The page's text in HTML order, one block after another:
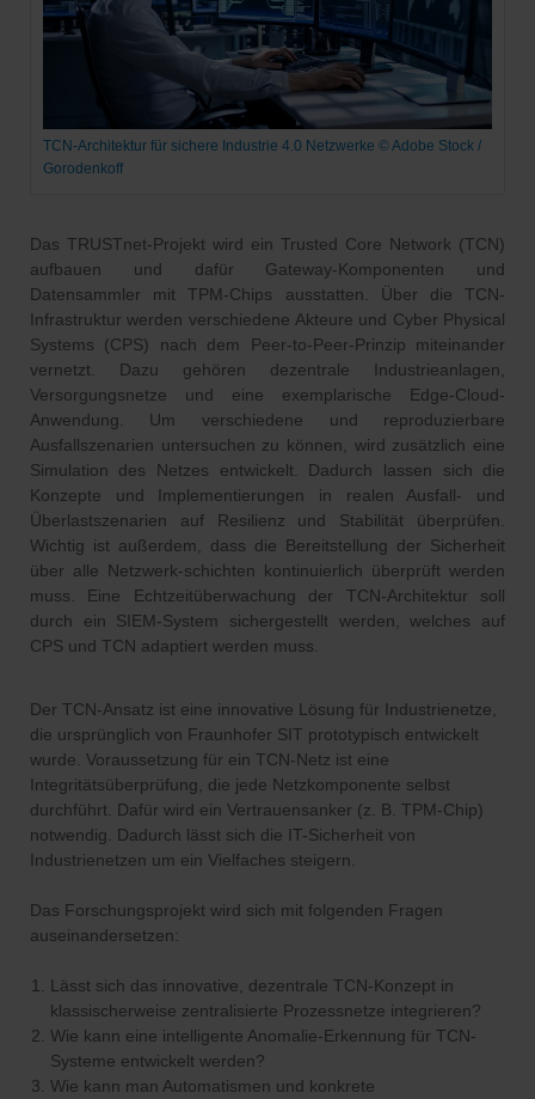
TCN-Architektur für sichere Industrie 4.0 Netzwerke © Adobe Stock /
Gorodenkoff
Das TRUSTnet-Projekt wird ein Trusted Core Network (TCN)
aufbauen und dafür Gateway-Komponenten und
Datensammler mit TPM-Chips ausstatten. Über die TCN-
Infrastruktur werden verschiedene Akteure und Cyber Physical
Systems (CPS) nach dem Peer-to-Peer-Prinzip miteinander
vernetzt. Dazu gehören dezentrale Industrieanlagen,
Versorgungsnetze und eine exemplarische Edge-Cloud-
Anwendung. Um verschiedene und reproduzierbare
Ausfallszenarien untersuchen zu können, wird zusätzlich eine
Simulation des Netzes entwickelt. Dadurch lassen sich die
Konzepte und Implementierungen in realen Ausfall- und
Überlastszenarien auf Resilienz und Stabilität überprüfen.
Wichtig ist außerdem, dass die Bereitstellung der Sicherheit
über alle Netzwerk-schichten kontinuierlich überprüft werden
muss. Eine Echtzeitüberwachung der TCN-Architektur soll
durch ein SIEM-System sichergestellt werden, welches auf
CPS und TCN adaptiert werden muss.
Der TCN-Ansatz ist eine innovative Lösung für Industrienetze,
die ursprünglich von Fraunhofer SIT prototypisch entwickelt
wurde. Voraussetzung für ein TCN-Netz ist eine
Integritätsüberprüfung, die jede Netzkomponente selbst
durchführt. Dafür wird ein Vertrauensanker (z. B. TPM-Chip)
notwendig. Dadurch lässt sich die IT-Sicherheit von
Industrienetzen um ein Vielfaches steigern.
Das Forschungsprojekt wird sich mit folgenden Fragen
auseinandersetzen:
Lässt sich das innovative, dezentrale TCN-Konzept in
klassischerweise zentralisierte Prozessnetze integrieren?
Wie kann eine intelligente Anomalie-Erkennung für TCN-
Systeme entwickelt werden?
Wie kann man Automatismen und konkrete